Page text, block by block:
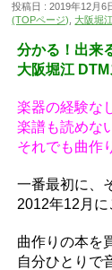
投稿日 : 2019年12月6
(TOPページ) ,大阪堀江
分かる！出来
大阪堀江
楽器の経験な
楽譜も読めな
それでも曲作
一番最初に、
2012年12月
曲作りの本を
自分ひとりで